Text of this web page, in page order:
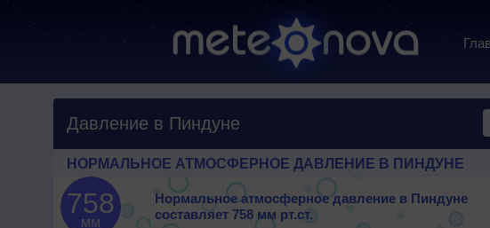
Давление в Пиндуне
НОРМАЛЬНОЕ АТМОСФЕРНОЕ ДАВЛЕНИЕ В ПИНДУНЕ
758
мм
Нормальное атмосферное давление в Пиндуне
составляет 758 мм рт.ст.